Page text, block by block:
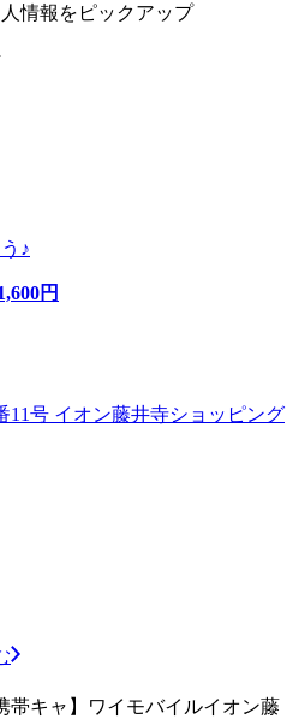
情報をピックアップ
♪
円
11号 イオン藤井寺ショッピング
帯キャ】ワイモバイルイオン藤